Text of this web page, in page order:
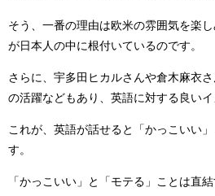
そう、一番の理由は欧米の雰囲気を楽
が日本人の中に根付いているのです。
さらに、宇多田ヒカルさんや倉木麻衣
の活躍などもあり、英語に対する良いイ
これが、英語が話せると「かっこいい
す。
「かっこいい」と「モテる」ことは直